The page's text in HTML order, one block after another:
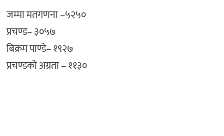
जम्मा मतगणना –५२५०
प्रचण्ड– ३०५७
बिक्रम पाण्डे– १९२७
प्रचण्डको अग्रता – ११३०